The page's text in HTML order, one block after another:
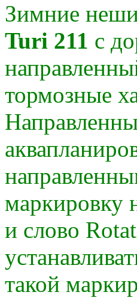
Зимние
Turi 211 с
тормозные
маркировку
и слово
такой